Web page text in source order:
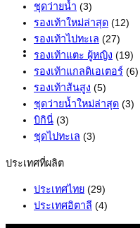
ชุดว่ายน้ำ (3)
รองเท้าใหม่ล่าสุด (12)
รองเท้าไปทะเล (27)
รองเท้าแตะ ผู้หญิง (19)
รองเท้าแกลดิเอเตอร์ (6)
รองเท้าส้นสูง (5)
ชุดว่ายน้ำใหม่ล่าสุด (3)
บิกินี่ (3)
ชุดไปทะเล (3)
ประเทศที่ผลิต
ประเทศไทย (29)
ประเทศอิตาลี (4)